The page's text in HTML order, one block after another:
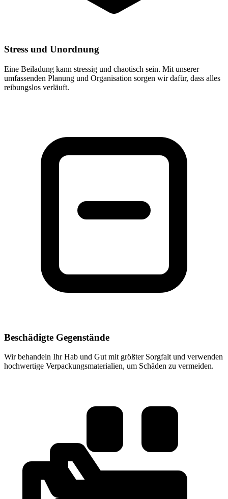
Stress und Unordnung
Eine Beiladung kann stressig und chaotisch sein. Mit unserer
umfassenden Planung und Organisation sorgen wir dafür, dass alles
reibungslos verläuft.
Beschädigte Gegenstände
Wir behandeln Ihr Hab und Gut mit größter Sorgfalt und verwenden
hochwertige Verpackungsmaterialien, um Schäden zu vermeiden.